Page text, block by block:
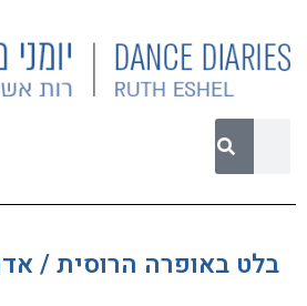
בלט באופרה הרוסית /